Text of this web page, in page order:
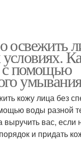
освежить
с помощью
кожу лица без
воды разной
выручить вас, если
и придать